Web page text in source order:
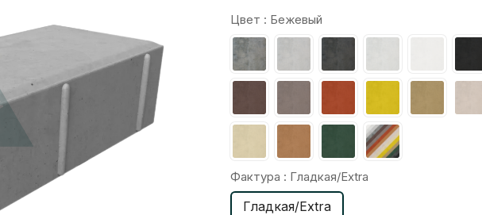
Цвет : Бежевый
Фактура : Гладкая/Extra
Гладкая/Extra